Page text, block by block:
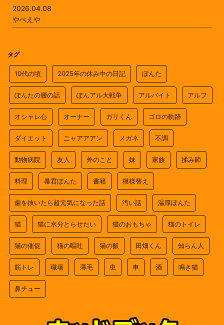
2026.04.08
やべえや
タグ
10代の頃 2025年の休み中の日記 ぽんた
ぽんたの腰の話 ぽんアル大戦争 アルバイト アルフ
オシャレ心 オーナー ガリくん ゴロの軌跡
ダイエット ニャアアアン メガネ 不調
動物病院 友人 外のこと 妹 家族 揉み師
料理 暴君ぽんた 書籍 模様替え
歯を抜いたら超元気になった話 汚い話 温厚ぽんた
猫 猫に水分とらせたい 猫のおもちゃ 猫のトイレ
猫の催促 猫の嘔吐 猫の飯 田畑くん 知らん人
筋トレ 職場 薄毛 虫 車 酒 鳴き猫
鼻チュー